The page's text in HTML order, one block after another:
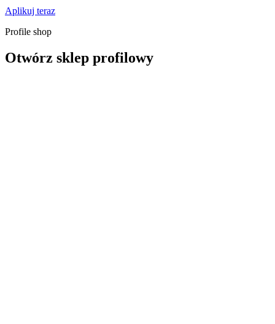
Aplikuj teraz
Profile shop
Otwórz sklep profilowy